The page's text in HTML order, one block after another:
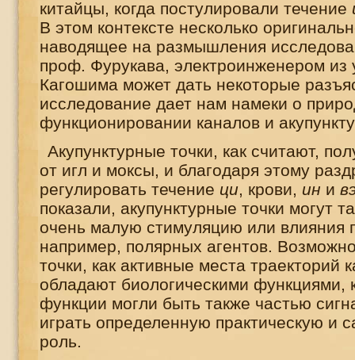
китайцы, когда постулировали течение
В этом контексте несколько
наводящее на размышления
проф. Фурукава, электроинженером из
Кагошима может дать некоторые
исследование дает нам намеки о
функционировании каналов и
Акупунктурные точки, как считают,
от игл и моксы, и благодаря этому
регулировать течение ци, крови, ин и
показали, акупунктурные точки могут
очень малую стимуляцию или влияния
например, полярных агентов.
точки, как активные места траекторий
обладают биологическими функциями,
функции могли быть также частью
играть определенную практическую и
роль.